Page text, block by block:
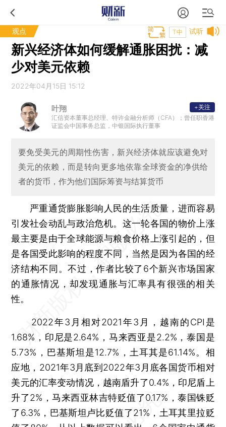
观点 试听
T中
新兴经济体如何缓解通胀困扰：减
少对美元依赖
2022年04月15日 15:12
叶翔
汇信资本董事总经理、特许金融分析师（CFA）；曾任职香港
证监会中国事务总监，中银国际执行董事
+关注
要免受美元的周期性伤害，新兴经济体就应该避免对
美元的依赖，而是转向更多地依靠全球资金的净供给
者的货币，作为他们国际筹资与结算货币
严重通货膨胀影响人民的生活质量，进而容易
引发社会动乱与政治危机。这一轮各国的物价上涨
最主要是由于全球能源与粮食价格上涨引起的，但
是各国受此影响的程度不同，当然是因为各国的经
济结构不同。不过，作者比较了6个新兴市场国家
的通胀情况，却发现通胀与汇率具有很强的相关
性。
2022年3月相对2021年3月，越南的CPI是
1.68%，印尼是2.64%，马来西亚是2.2%，泰国是
5.73%，巴基斯坦是12.7%，土耳其是61.14%。相
应地，2021年3月底到2022年3月底各国货币相对
美元的汇率变动情况，越南盾升了0.4%，印尼盾上
升了2%，马来西亚林吉特贬值了0.17%，泰国铢贬
了6.3%，巴基斯坦卢比贬值了21%，土耳其里拉贬